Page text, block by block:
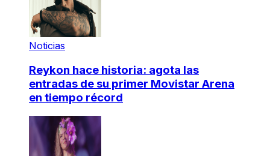
Noticias
Reykon hace historia: agota las
entradas de su primer Movistar Arena
en tiempo récord